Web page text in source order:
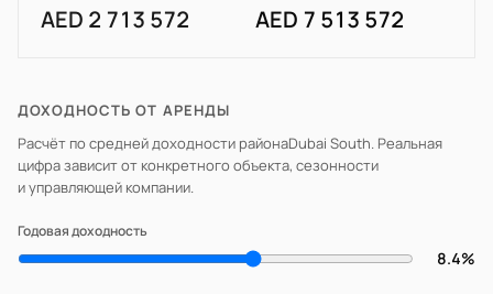
AED 2 713 572 AED 7 513 572
ДОХОДНОСТЬ ОТ АРЕНДЫ
Расчёт по средней доходности районаDubai South. Реальная
цифра зависит от конкретного объекта, сезонности
и управляющей компании.
Годовая доходность
8.4%